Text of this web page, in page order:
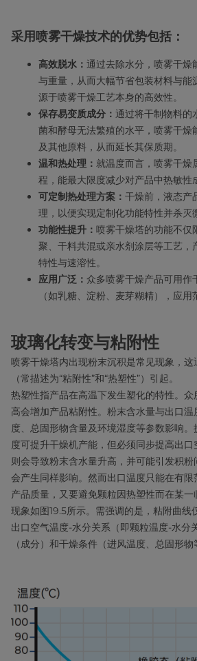
采用喷雾干燥技术的优势包括：
高效脱水： 通过去除水分，喷雾干燥
与重量，从而大幅节省包装材料与能
源于喷雾干燥工艺本身的高效性。
保存易变质成分： 通过将干制物料的
菌和酵母无法繁殖的水平，喷雾干燥
及其他原料，从而延长其保质期。
温和热处理： 就温度而言，喷雾干燥
程，能最大限度减少对产品中热敏性
可定制热处理方案： 干燥前，液态产
理，以便实现定制化功能特性并杀灭
功能性提升： 喷雾干燥塔的功能不仅
聚、干料共混或亲水剂涂层等工艺，
特性与速溶性。
应用广泛： 众多喷雾干燥产品可用作
（如乳糖、淀粉、麦芽糊精），应用
玻璃化转变与粘附性
喷雾干燥塔内出现粉末沉积是常见现象，
（常描述为“粘附性”和“热塑性”）引起。
热塑性指产品在高温下发生塑化的特性。
高会增加产品粘附性。粉末含水量与出口
度、总固形物含量及环境湿度等参数影响
度可提升干燥机产能，但必须同步提高出口
则会导致粉末含水量升高，并可能引发积
会产生同样影响。然而出口温度只能在有
产品质量，又要避免颗粒因热塑性而在某
现象如图19.5所示。需强调的是，粘附曲线
出口空气温度-水分关系（即颗粒温度-水分
（成分）和干燥条件（进风温度、总固形物